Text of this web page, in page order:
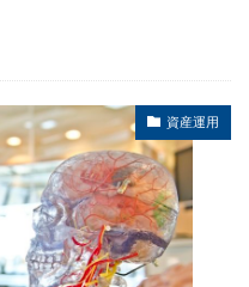
資産運用